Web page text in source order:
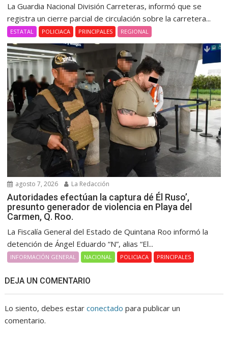
La Guardia Nacional División Carreteras, informó que se
registra un cierre parcial de circulación sobre la carretera...
ESTATAL POLICIACA PRINCIPALES REGIONAL
agosto 7, 2026 La Redacción
Autoridades efectúan la captura dé Él Ruso’,
presunto generador de violencia en Playa del
Carmen, Q. Roo.
La Fiscalía General del Estado de Quintana Roo informó la
detención de Ángel Eduardo “N”, alias “El...
INFORMACIÓN GENERAL NACIONAL POLICIACA PRINCIPALES
DEJA UN COMENTARIO
Lo siento, debes estarconectado para publicar un
comentario.